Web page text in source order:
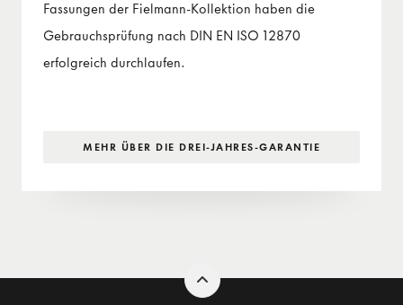
Fassungen der Fielmann-Kollektion haben die
Gebrauchsprüfung nach DIN EN ISO 12870
erfolgreich durchlaufen.
MEHR ÜBER DIE DREI-JAHRES-GARANTIE